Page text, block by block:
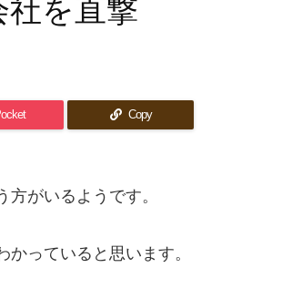
を直撃
Copy
がいるようです。
っていると思います。